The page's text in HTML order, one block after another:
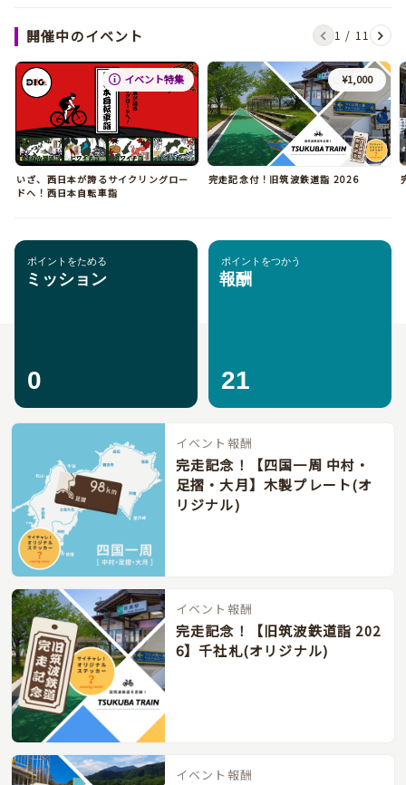
開催中のイベント
いざ、西日本が誇るサイクリングロー
ドへ！西日本自転車詣
イベント特集
完走記念付！旧筑波鉄道詣 2026
¥1,000
1 / 11
ポイントをためる
ミッション
0
ポイントをつかう
報酬
21
イベント報酬
完走記念！【四国一周 中村・
足摺・大月】木製プレート(オ
リジナル)
イベント報酬
完走記念！【旧筑波鉄道詣 202
6】千社札(オリジナル)
イベント報酬